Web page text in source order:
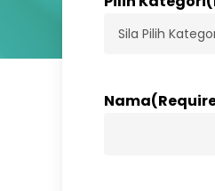
Nama